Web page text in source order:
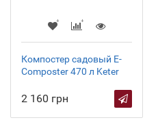
Компостер садовый E-
Composter 470 л Keter
2 160 грн